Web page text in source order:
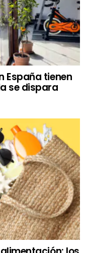
España tienen
se dispara